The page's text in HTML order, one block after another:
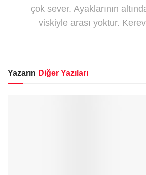
çok sever. Ayaklarının
viskiyle arası yoktur.
Yazarın Diğer Yazıları